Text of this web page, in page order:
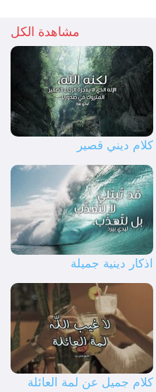
مشاهدة الكل
كلام ديني قصير
اذكار دينية جميلة
كلام جميل عن لمة العائلة